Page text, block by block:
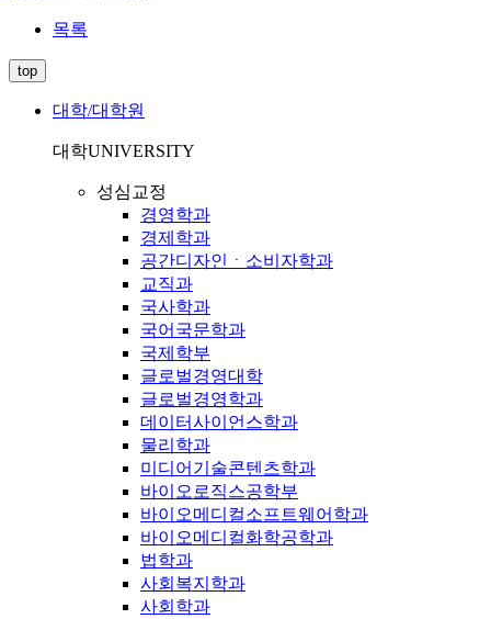
목록
top
대학/대학원
대학UNIVERSITY
성심교정
경영학과
경제학과
공간디자인ㆍ소비자학과
교직과
국사학과
국어국문학과
국제학부
글로벌경영대학
글로벌경영학과
데이터사이언스학과
물리학과
미디어기술콘텐츠학과
바이오로직스공학부
바이오메디컬소프트웨어학과
바이오메디컬화학공학과
법학과
사회복지학과
사회학과